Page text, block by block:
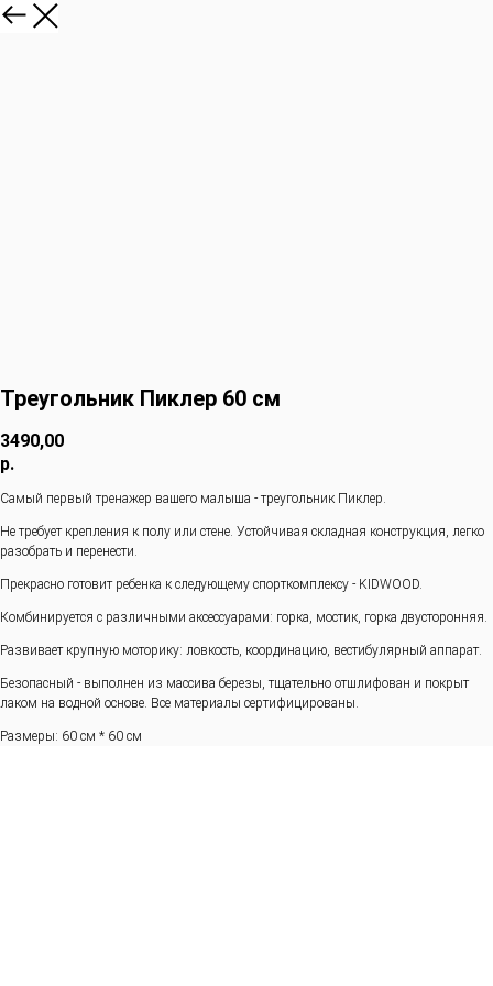
Треугольник Пиклер 60 см
3490,00
р.
Самый первый тренажер вашего малыша - треугольник Пиклер.
Не требует крепления к полу или стене. Устойчивая складная конструкция, легко
разобрать и перенести.
Прекрасно готовит ребенка к следующему спорткомплексу - KIDWOOD.
Комбинируется с различными аксессуарами: горка, мостик, горка двусторонняя.
Развивает крупную моторику: ловкость, координацию, вестибулярный аппарат.
Безопасный - выполнен из массива березы, тщательно отшлифован и покрыт
лаком на водной основе. Все материалы сертифицированы.
Размеры: 60 см * 60 см